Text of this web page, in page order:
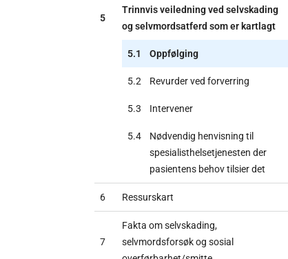
5
Trinnvis veiledning ved selvskading
og selvmordsatferd som er kartlagt
5.1 Oppfølging
5.2 Revurder ved forverring
5.3 Intervener
5.4
Nødvendig henvisning til
spesialisthelsetjenesten der
pasientens behov tilsier det
6 Ressurskart
7
Fakta om selvskading,
selvmordsforsøk og sosial